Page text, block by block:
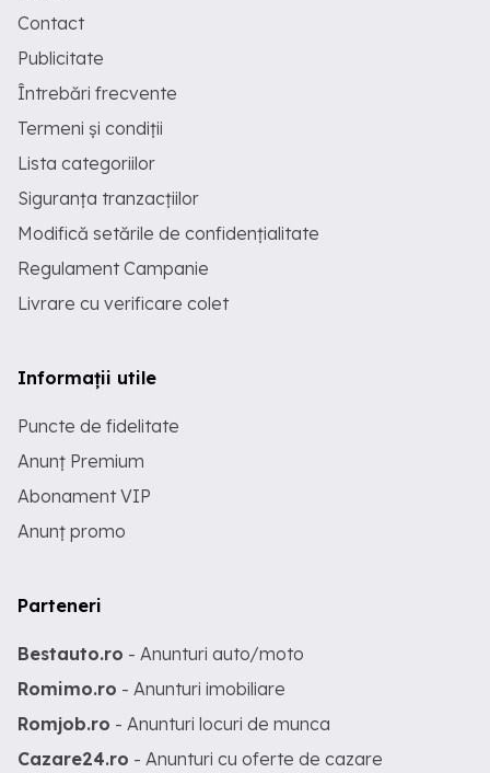
Contact
Publicitate
Întrebări frecvente
Termeni și condiții
Lista categoriilor
Siguranța tranzacțiilor
Modifică setările de confidențialitate
Regulament Campanie
Livrare cu verificare colet
Informații utile
Puncte de fidelitate
Anunț Premium
Abonament VIP
Anunț promo
Parteneri
Bestauto.ro - Anunturi auto/moto
Romimo.ro - Anunturi imobiliare
Romjob.ro - Anunturi locuri de munca
Cazare24.ro - Anunturi cu oferte de cazare